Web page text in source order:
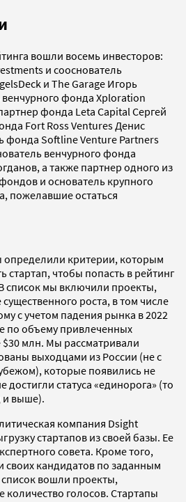
вошли восемь инвесторов:
и сооснователь
и The Garage Игорь
фонда Xploration
фонда Leta Capital Сергей
Fort Ross Ventures Денис
фонда Softline Venture Partners
венчурного фонда
а также партнер одного из
и основатель крупного
пожелавшие остаться
определили критерии, которым
стартап, чтобы попасть в рейтинг
список мы включили проекты,
роста, в том числе
с учетом падения рынка в 2022
по объему привлеченных
млн. Мы рассматривали
выходцами из России (не с
которые появились не
достигли статуса «единорога» (то
и выше).
компания Dsight
стартапов из своей базы. Ее
совета. Кроме того,
кандидатов по заданным
вошли проекты,
голосов. Стартапы